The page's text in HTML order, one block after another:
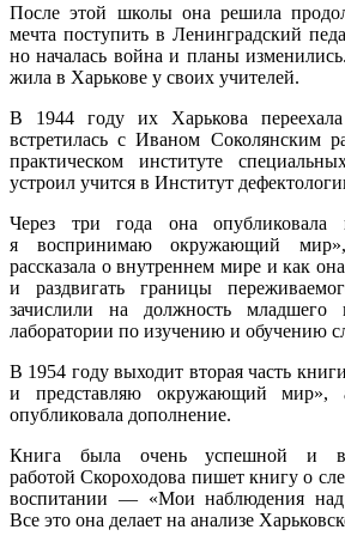
После этой школы она решила
мечта поступить в Ленинградский
но началась война и планы
жила в Харькове у своих учителей.
В 1944 году их Харькова
встретилась с Иваном Соколянским
практическом институте
устроил учится в Институт
Через три года она
я воспринимаю окружающий
рассказала о внутреннем мире и как
и раздвигать границы
зачислили на должность младшего
лаборатории по изучению и обучению
В 1954 году выходит вторая часть
и представляю окружающий
опубликовала дополнение.
Книга была очень успешной и
работой Скороходова пишет книгу о
воспитании — «Мои наблюдения над
Все это она делает на анализе